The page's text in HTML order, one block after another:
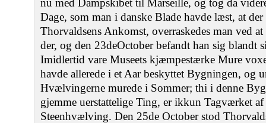
nu med Dampskibet til Marseille, og tog da
Dage, som man i danske Blade havde læst, at
Thorvaldsens Ankomst, overraskedes man ved
der, og den 23deOctober befandt han sig blandt
Imidlertid vare Museets kjæmpestærke Mure
havde allerede i et Aar beskyttet Bygningen, og
Hvælvingerne murede i Sommer; thi i denne
gjemme uerstattelige Ting, er ikkun Tagværket
Steenhvælving. Den 25de October stod